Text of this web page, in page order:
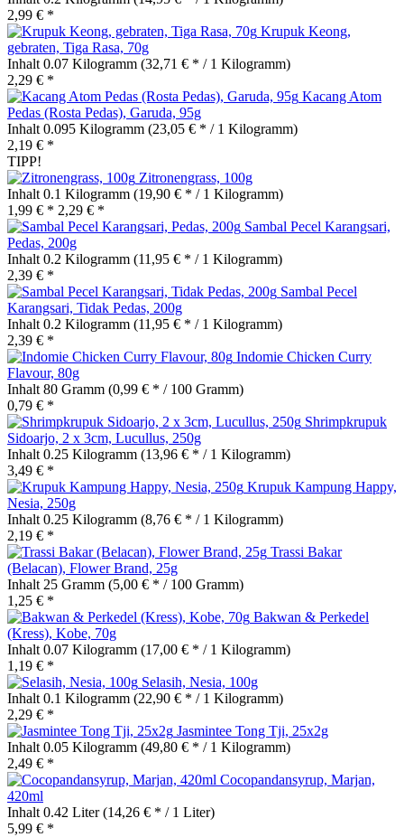
2,99 € *
Krupuk Keong,
gebraten, Tiga Rasa, 70g
Inhalt 0.07 Kilogramm (32,71 € * / 1 Kilogramm)
2,29 € *
Kacang Atom
Pedas (Rosta Pedas), Garuda, 95g
Inhalt 0.095 Kilogramm (23,05 € * / 1 Kilogramm)
2,19 € *
TIPP!
Zitronengrass, 100g
Inhalt 0.1 Kilogramm (19,90 € * / 1 Kilogramm)
1,99 € * 2,29 € *
Sambal Pecel Karangsari,
Pedas, 200g
Inhalt 0.2 Kilogramm (11,95 € * / 1 Kilogramm)
2,39 € *
Sambal Pecel
Karangsari, Tidak Pedas, 200g
Inhalt 0.2 Kilogramm (11,95 € * / 1 Kilogramm)
2,39 € *
Indomie Chicken Curry
Flavour, 80g
Inhalt 80 Gramm (0,99 € * / 100 Gramm)
0,79 € *
Shrimpkrupuk
Sidoarjo, 2 x 3cm, Lucullus, 250g
Inhalt 0.25 Kilogramm (13,96 € * / 1 Kilogramm)
3,49 € *
Krupuk Kampung Happy,
Nesia, 250g
Inhalt 0.25 Kilogramm (8,76 € * / 1 Kilogramm)
2,19 € *
Trassi Bakar
(Belacan), Flower Brand, 25g
Inhalt 25 Gramm (5,00 € * / 100 Gramm)
1,25 € *
Bakwan & Perkedel
(Kress), Kobe, 70g
Inhalt 0.07 Kilogramm (17,00 € * / 1 Kilogramm)
1,19 € *
Selasih, Nesia, 100g
Inhalt 0.1 Kilogramm (22,90 € * / 1 Kilogramm)
2,29 € *
Jasmintee Tong Tji, 25x2g
Inhalt 0.05 Kilogramm (49,80 € * / 1 Kilogramm)
2,49 € *
Cocopandansyrup, Marjan,
420ml
Inhalt 0.42 Liter(14,26 € * / 1 Liter)
5,99 € *